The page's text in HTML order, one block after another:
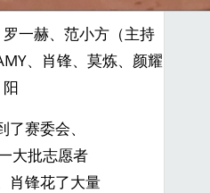
一赫、范小方（主持
、肖锋、莫炼、颜耀
阳
赛委会、
大批志愿者
肖锋花了大量